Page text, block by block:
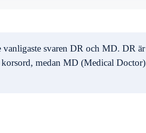
vanligaste svaren DR och MD. DR är
medan MD (Medical Doctor)